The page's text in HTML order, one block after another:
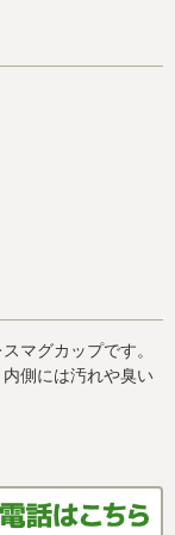
マグカップです。
側には汚れや臭い